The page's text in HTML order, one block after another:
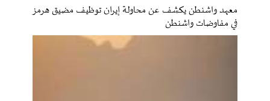
معهد واشنطن يكشف عن محاولة إيران توظيف مضيق هرمز
في مفاوضات واشنطن